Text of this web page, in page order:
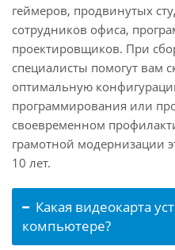
геймеров, продвинутых
сотрудников офиса,
проектировщиков. При
специалисты помогут вам
оптимальную
программирования или
своевременном
грамотной модернизации
10 лет.
Какая видеокарта
компьютере?